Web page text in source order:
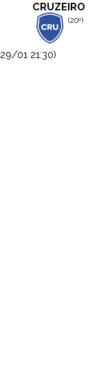
CRUZEIRO
(20º)
01 21:30)